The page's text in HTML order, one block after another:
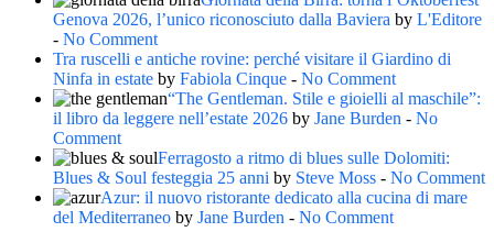
Genova 2026, l’unico riconosciuto dalla Baviera by L'Editore
- No Comment
Tra ruscelli e antiche rovine: perché visitare il Giardino di
Ninfa in estate by Fabiola Cinque - No Comment
“The Gentleman. Stile e gioielli al maschile”:
il libro da leggere nell’estate 2026 by Jane Burden - No
Comment
Ferragosto a ritmo di blues sulle Dolomiti:
Blues & Soul festeggia 25 anni by Steve Moss - No Comment
Azur: il nuovo ristorante dedicato alla cucina di mare
del Mediterraneo by Jane Burden - No Comment